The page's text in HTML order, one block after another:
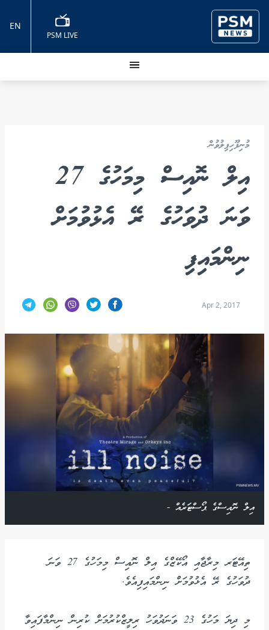
PSM LIVE
EN
މުނިފޫހިފިލުވުން
އިލް ނޮއިސް މިމަހުގެ 27
ވަނަ ދުވަހުގެ ރޭ އެޅުވުމަށް
ނިންމައިފި
Apr 2, 2017
އިލް ނޮއިސްގެ ޕޯސްޓަރެއް -
ތިއޭޓަރ މިރާޖާއި އޯކޭޒްގެ އިލް ނޮއިސް މިމަހުގެ 27 ވަނަ
ދުވަހުގެ ރޭ އެޅުވުމަށް ނިންމައިފިއެވެ.
މި ދިޔަ މަހުގެ 23 ވަނަދުވަހު ރިލީޒްކުރުމަށް ކުރިން ނިންމާފައިވާ